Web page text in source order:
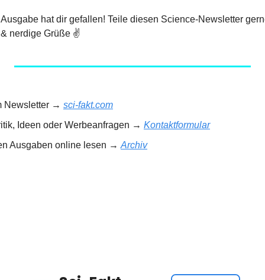
hat dir gefallen! Teile diesen Science-Newsletter
nerdige Grüße ✌️
Newsletter → sci-fakt.com
Ideen oder Werbeanfragen → Kontaktformular
Ausgaben online lesen → Archiv